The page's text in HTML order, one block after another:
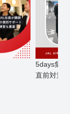
5days集中
直前対策